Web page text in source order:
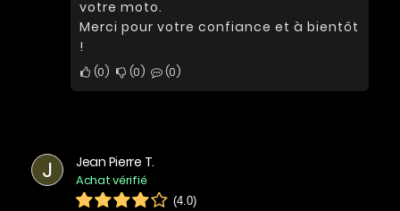
votre moto.
Merci pour votre confiance et à bientôt
!
0 0 0
J Jean Pierre T.
Achat vérifié
(4.0)